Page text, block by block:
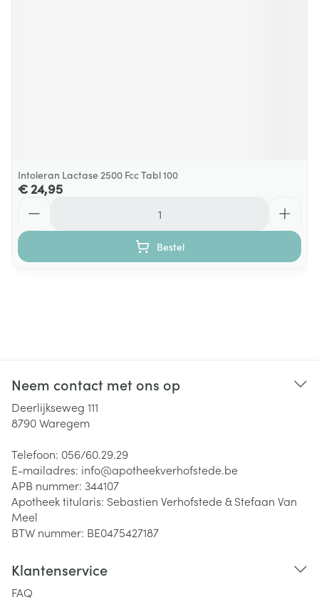
Intoleran Lactase 2500 Fcc Tabl 100
€ 24,95
Bestel
Neem contact met ons op
Deerlijkseweg 111
8790Waregem
Telefoon: 056/60.29.29
E-mailadres: info@apotheekverhofstede.be
APB nummer: 344107
Apotheek titularis: Sebastien Verhofstede & Stefaan Van
Meel
BTW nummer: BE0475427187
Klantenservice
FAQ